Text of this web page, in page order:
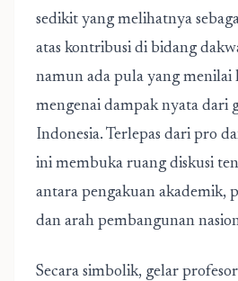
sedikit yang melihatnya
atas kontribusi di bidang
namun ada pula yang menilai
mengenai dampak nyata dari
Indonesia. Terlepas dari pro
ini membuka ruang diskusi
antara pengakuan akademik,
dan arah pembangunan
Secara simbolik, gelar